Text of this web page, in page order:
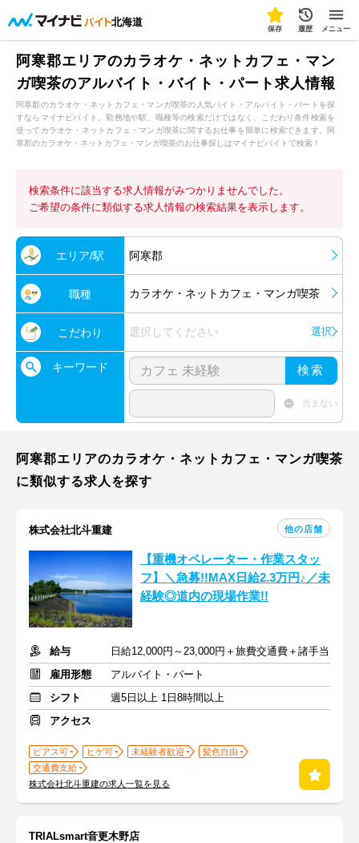
北海道
保存 履歴 メニュー
阿寒郡エリアのカラオケ・ネットカフェ・マン
ガ喫茶のアルバイト・バイト・パート求人情報
阿寒郡のカラオケ・ネットカフェ・マンガ喫茶の人気バイト・アルバイト・パートを探
すならマイナビバイト。勤務地や駅、職種等の検索だけではなく、こだわり条件検索を
使ってカラオケ・ネットカフェ・マンガ喫茶に関するお仕事を簡単に検索できます。阿
寒郡のカラオケ・ネットカフェ・マンガ喫茶のお仕事探しはマイナビバイトで検索！
検索条件に該当する求人情報がみつかりませんでした。
ご希望の条件に類似する求人情報の検索結果を表示します。
エリア/駅 阿寒郡
職種 カラオケ・ネットカフェ・マンガ喫茶
こだわり 選択してください 選択
キーワード 検索
含まない
阿寒郡エリアのカラオケ・ネットカフェ・マンガ喫茶
に類似する求人を探す
株式会社北斗重建 他の店舗
【重機オペレーター・作業スタッ
フ】＼急募!!MAX日給2.3万円♪／未
経験◎道内の現場作業!!
給与
日給12,000円～23,000円＋旅費交通費＋諸手当
雇用形態
アルバイト・パート
シフト
週5日以上 1日8時間以上
アクセス
ピアス可 ヒゲ可 未経験者歓迎
髪色自由
交通費支給
株式会社北斗重建の求人一覧を見る
TRIALsmart音更木野店